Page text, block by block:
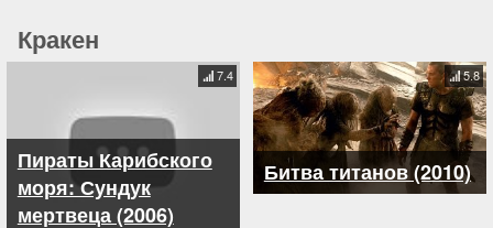
Кракен
Пираты Карибского
моря: Сундук
мертвеца (2006)
7.4
Битва титанов (2010)
5.8